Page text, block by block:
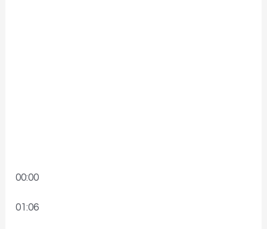
00:00
01:06